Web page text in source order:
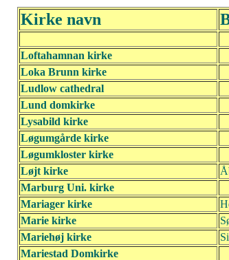
Kirke navn
Loftahamnan kirke
Loka Brunn kirke
Ludlow cathedral
Lund domkirke
Lysabild kirke
Løgumgårde kirke
Løgumkloster kirke
Løjt kirke
Marburg Uni. kirke
Mariager kirke
Marie kirke
Mariehøj kirke
Mariestad Domkirke